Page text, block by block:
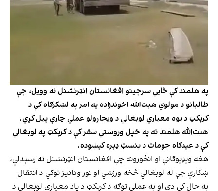
په هلمند کې ځايي سرچینو افغانستان انټرنشنل ته وویل، چې
طالبانو د مولوي هبت‌الله اخوندزاده په امر په لښکرګاه کې د
کرېکټ د یوه معیاري لوبغالي د ویجاړولو عملي چارې پیل کړي.
هبت‌الله هلمند ته په خپل وروستي سفر کې د کرېکټ په لوبغالي
کې د عیدګاه جومات د بنسټ ډبره کېښوده.
هغه ویډیوګانې او انځورونه چې افغانستان انټرنشنل ته رسېدلي،
ښکاري چې له لوبغالي څخه ورزشي او نور ودانیز توکي د انتقال
په حال کې دي او په عملي توګه د کرېکټ د یاد معیاري لوبغالي د